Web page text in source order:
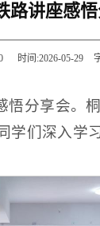
路讲座感
时间:2026-05-29
分享会。
们深入学